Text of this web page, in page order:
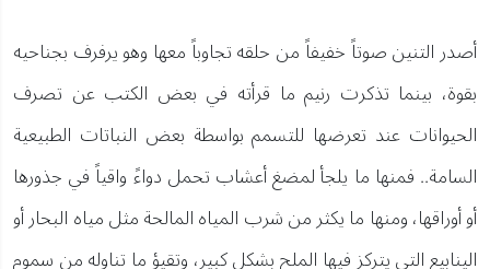
أصدر التنين صوتاً خفيفاً من حلقه تجاوباً معها وهو يرفرف بجناحيه
بقوة، بينما تذكرت رنيم ما قرأته في بعض الكتب عن تصرف
الحيوانات عند تعرضها للتسمم بواسطة بعض النباتات الطبيعية
السامة.. فمنها ما يلجأ لمضغ أعشاب تحمل دواءً واقياً في جذورها
أو أوراقها، ومنها ما يكثر من شرب المياه المالحة مثل مياه البحار أو
الينابيع التي يتركز فيها الملح بشكل كبير، وتقيؤ ما تناوله من سموم